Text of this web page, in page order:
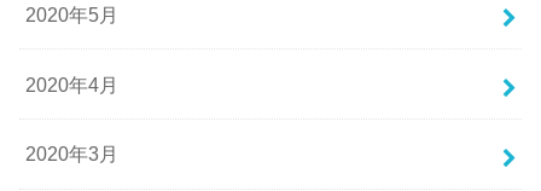
2020年5月
2020年4月
2020年3月